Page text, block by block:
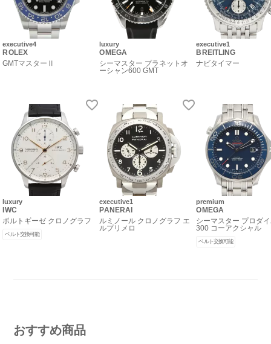
executive4
ROLEX
GMTマスターⅡ
luxury
IWC
ポルトギーゼ クロノグラフ
ベルト交換可能
luxury
OMEGA
シーマスター プラネットオ
ーシャン600 GMT
executive1
PANERAI
ルミノール クロノグラフ エ
ルプリメロ
executive1
BREITLING
ナビタイマー
premium
OMEGA
シーマスター プロダ
300 コーアクシャル
ベルト交換可能
おすすめ商品